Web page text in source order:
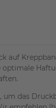
das